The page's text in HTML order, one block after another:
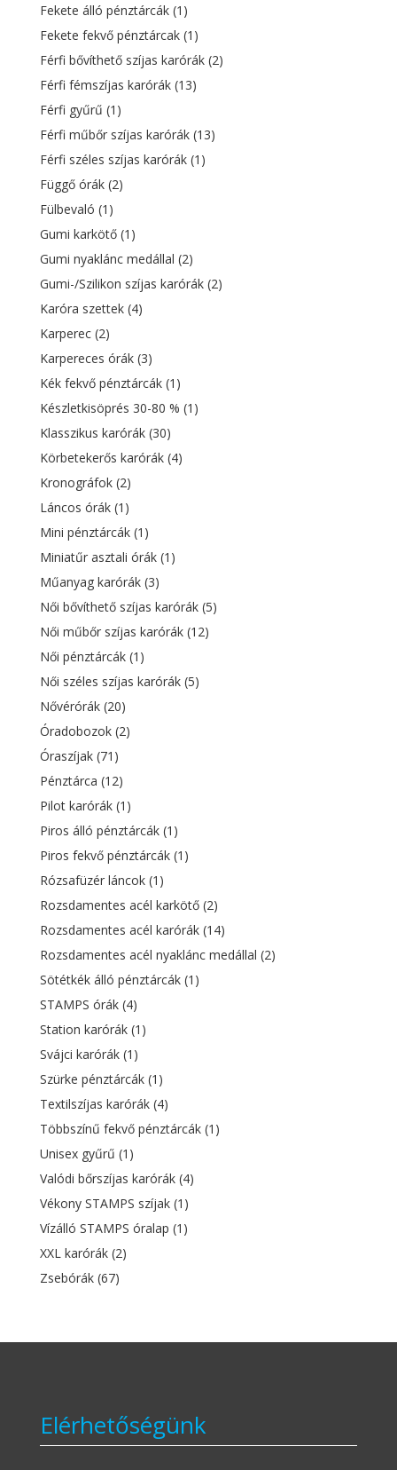
Fekete álló pénztárcák (1)
Fekete fekvő pénztárcak (1)
Férfi bővíthető szíjas karórák (2)
Férfi fémszíjas karórák (13)
Férfi gyűrű (1)
Férfi műbőr szíjas karórák (13)
Férfi széles szíjas karórák (1)
Függő órák (2)
Fülbevaló (1)
Gumi karkötő (1)
Gumi nyaklánc medállal (2)
Gumi-/Szilikon szíjas karórák (2)
Karóra szettek (4)
Karperec (2)
Karpereces órák (3)
Kék fekvő pénztárcák (1)
Készletkisöprés 30-80 % (1)
Klasszikus karórák (30)
Körbetekerős karórák (4)
Kronográfok (2)
Láncos órák (1)
Mini pénztárcák (1)
Miniatűr asztali órák (1)
Műanyag karórák (3)
Női bővíthető szíjas karórák (5)
Női műbőr szíjas karórák (12)
Női pénztárcák (1)
Női széles szíjas karórák (5)
Nővérórák (20)
Óradobozok (2)
Óraszíjak (71)
Pénztárca (12)
Pilot karórák (1)
Piros álló pénztárcák (1)
Piros fekvő pénztárcák (1)
Rózsafüzér láncok (1)
Rozsdamentes acél karkötő (2)
Rozsdamentes acél karórák (14)
Rozsdamentes acél nyaklánc medállal (2)
Sötétkék álló pénztárcák (1)
STAMPS órák (4)
Station karórák (1)
Svájci karórák (1)
Szürke pénztárcák (1)
Textilszíjas karórák (4)
Többszínű fekvő pénztárcák (1)
Unisex gyűrű (1)
Valódi bőrszíjas karórák (4)
Vékony STAMPS szíjak (1)
Vízálló STAMPS óralap (1)
XXL karórák (2)
Zsebórák (67)
Elérhetőségünk